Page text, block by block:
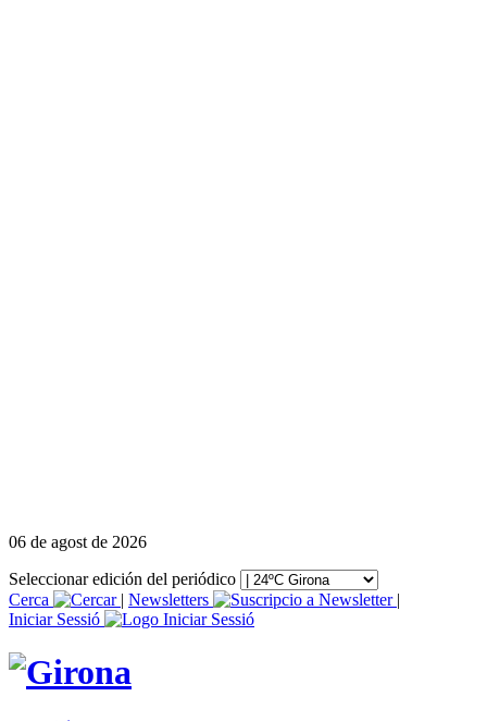
06 de agost de 2026
Seleccionar edición del periódico
Cerca
| Newsletters
|
Iniciar Sessió